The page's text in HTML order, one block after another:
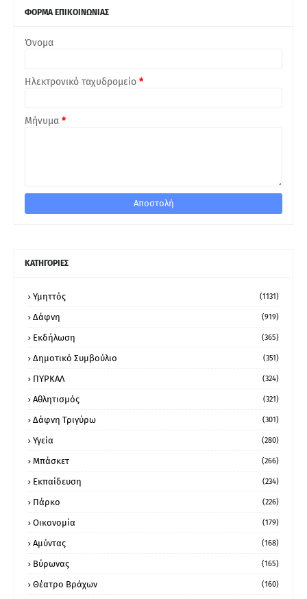
ΦΟΡΜΑ ΕΠΙΚΟΙΝΩΝΙΑΣ
Όνομα
Ηλεκτρονικό ταχυδρομείο *
Μήνυμα *
ΚΑΤΗΓΟΡΙΕΣ
Υμηττός (1131)
Δάφνη (919)
Εκδήλωση (365)
Δημοτικό Συμβούλιο (351)
ΠΥΡΚΑΛ (324)
Αθλητισμός (321)
Δάφνη Τριγύρω (301)
Υγεία (280)
Μπάσκετ (266)
Εκπαίδευση (234)
Πάρκο (226)
Οικονομία (179)
Αμύντας (168)
Βύρωνας (165)
Θέατρο Βράχων (160)